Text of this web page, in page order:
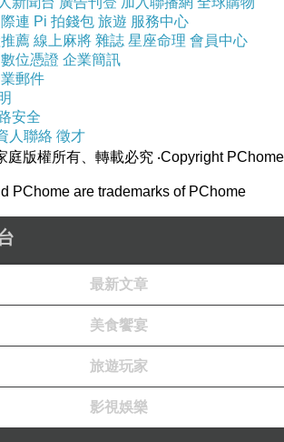
bocst2015.weebly.com/
開山
https://bocst2018.weebly.com
麗蘭嶼
畫https://bocst2021.mystrikingly.com]
島之行
情馬祖
https://bocst2021.mystrikingly.com
花海
連 Pi 拍錢包 旅遊 服務中心
薦 線上麻將 雜誌 星座命理 會員中心
數位憑證 企業簡訊
郵件
安全
人聯絡 徵才
庭版權所有、轉載必究 ‧Copyright PChome
PChome are trademarks of PChome
最新文章
美食饗宴
旅遊玩家
影視娛樂